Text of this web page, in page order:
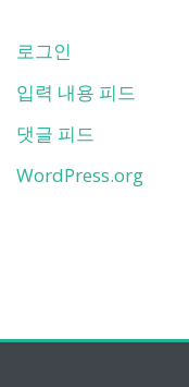
로그인
입력 내용 피드
댓글 피드
WordPress.org